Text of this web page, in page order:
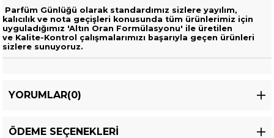
Parfüm Günlüğü olarak standardımız sizlere yayılım,
kalıcılık ve nota geçişleri konusunda tüm ürünlerimiz için
uyguladığımız 'Altın Oran Formülasyonu' ile üretilen
ve Kalite-Kontrol çalışmalarımızı başarıyla geçen ürünleri
sizlere sunuyoruz.
YORUMLAR(0)
ÖDEME SEÇENEKLERI